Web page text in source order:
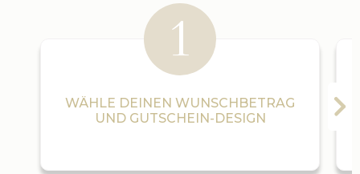
WÄHLE DEINEN WUNSCHBETRAG
UND GUTSCHEIN-DESIGN